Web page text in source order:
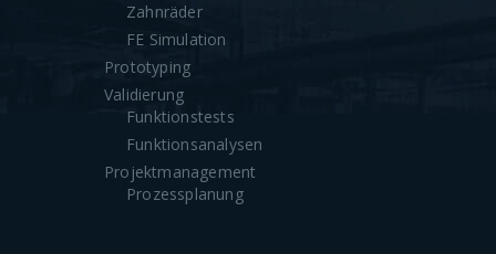
Zahnräder
FE Simulation
Prototyping
Validierung
Funktionstests
Funktionsanalysen
Projektmanagement
Prozessplanung